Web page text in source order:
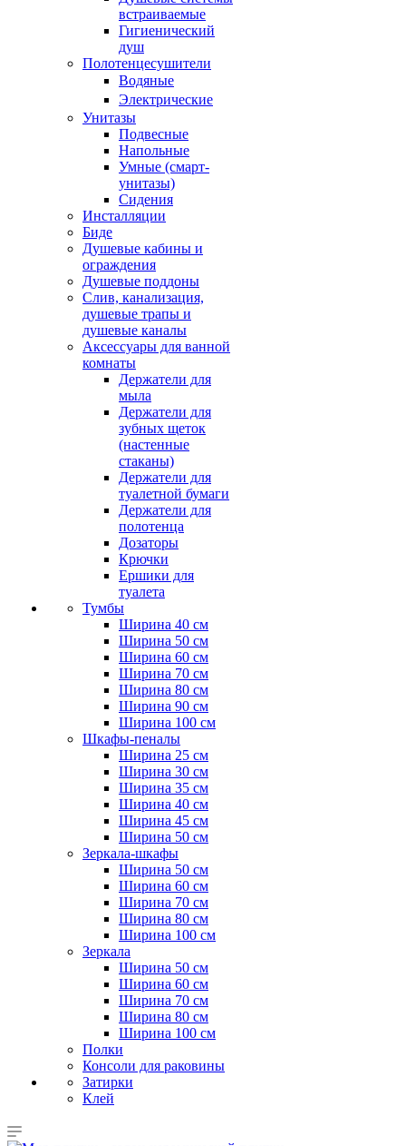
встраиваемые
Гигиенический
душ
Полотенцесушители
ㅤВодяные
ㅤЭлектрические
Унитазы
Подвесные
Напольные
Умные (смарт-
унитазы)
Сидения
Инсталляции
Биде
Душевые кабины и
ограждения
Душевые поддоны
Слив, канализация,
душевые трапы и
душевые каналы
Аксессуары для ванной
комнаты
Держатели для
мыла
Держатели для
зубных щеток
(настенные
стаканы)
Держатели для
туалетной бумаги
Держатели для
полотенца
Дозаторы
Крючки
Ершики для
туалета
Тумбы
Ширина 40 см
Ширина 50 см
Ширина 60 см
Ширина 70 см
Ширина 80 см
Ширина 90 см
Ширина 100 см
Шкафы-пеналы
Ширина 25 см
Ширина 30 см
Ширина 35 см
Ширина 40 см
Ширина 45 см
Ширина 50 см
Зеркала-шкафы
Ширина 50 см
Ширина 60 см
Ширина 70 см
Ширина 80 см
Ширина 100 см
Зеркала
Ширина 50 см
Ширина 60 см
Ширина 70 см
Ширина 80 см
Ширина 100 см
Полки
Консоли для раковины
Затирки
Клей